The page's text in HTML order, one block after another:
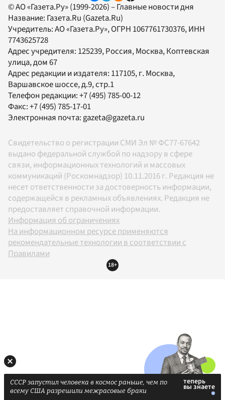
© АО «Газета.Ру» (1999-2026) – Главные новости дня
Название: Газета.Ru (Gazeta.Ru)
Учредитель:АО «Газета.Ру», ОГРН 1067761730376, ИНН
7743625728
Адрес учредителя: 125239, Россия, Москва, Коптевская
улица, дом 67
Адрес редакции и издателя: 117105, г. Москва,
Варшавское шоссе, д.9, стр.1
Телефон редакции:+7 (495) 785-00-12
Факс:+7 (495) 785-17-01
Электронная почта: gazeta@gazeta.ru
Свидетельство о регистрации СМИ Эл № ФС77-67642
выдано федеральной службой по надзору в сфере
связи, информационных технологий и массовых
коммуникаций (Роскомнадзор) 10.11.2016 г. Редакция не
несет ответственности за достоверность информации,
содержащейся в рекламных объявлениях. Редакция не
предоставляет справочной информации.
Информация об ограничениях
На информационном ресурсе применяются
рекомендательные технологии в соответствии с
Правилами
18+
СССР запустил человека в космос раньше, чем по
всему США разрешили межрасовые браки